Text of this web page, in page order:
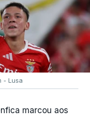
- Lusa
marcou aos